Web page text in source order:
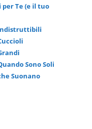
per Te (e il tuo
Sono Soli
Suonano